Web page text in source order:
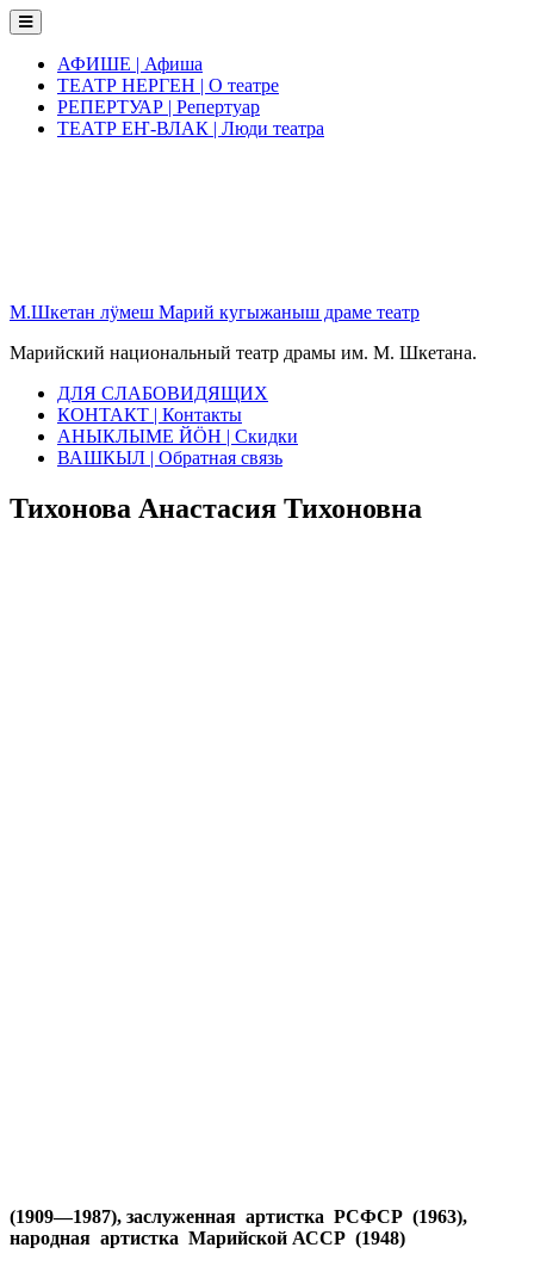
Skip
to
contentАФИШЕ | Афиша
ТЕАТР НЕРГЕН | О театре
РЕПЕРТУАР | Репертуар
ТЕАТР ЕҤ-ВЛАК | Люди театра
М.Шкетан лӱмеш Марий кугыжаныш драме театр
Марийский национальный театр драмы им. М. Шкетана.
ДЛЯ СЛАБОВИДЯЩИХ
КОНТАКТ | Контакты
АНЫКЛЫМЕ ЙӦН | Скидки
ВАШКЫЛ | Обратная связь
Тихонова Анастасия Тихоновна
(1909—1987), заслуженная артистка РСФСР (1963),
народная артистка Марийской АССР (1948)